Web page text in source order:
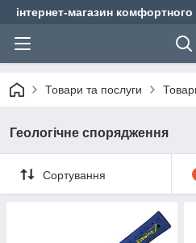
інтернет-магазин комфортного
Товари та послуги
Геологічне спорядження
Сортування